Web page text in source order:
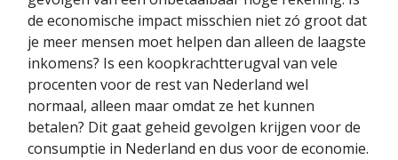
de economische impact misschien niet zó groot dat
je meer mensen moet helpen dan alleen de laagste
inkomens? Is een koopkrachtterugval van vele
procenten voor de rest van Nederland wel
normaal, alleen maar omdat ze het kunnen
betalen? Dit gaat geheid gevolgen krijgen voor de
consumptie in Nederland en dus voor de economie.